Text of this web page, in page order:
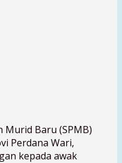
Murid Baru (SPMB)
Perdana Wari,
kepada awak